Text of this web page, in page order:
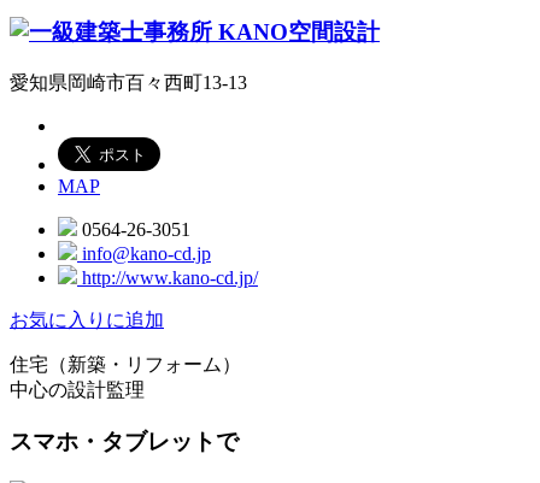
愛知県岡崎市百々西町13-13
MAP
0564-26-3051
info@kano-cd.jp
http://www.kano-cd.jp/
お気に入りに追加
住宅（新築・リフォーム）
中心の設計監理
スマホ・タブレットで